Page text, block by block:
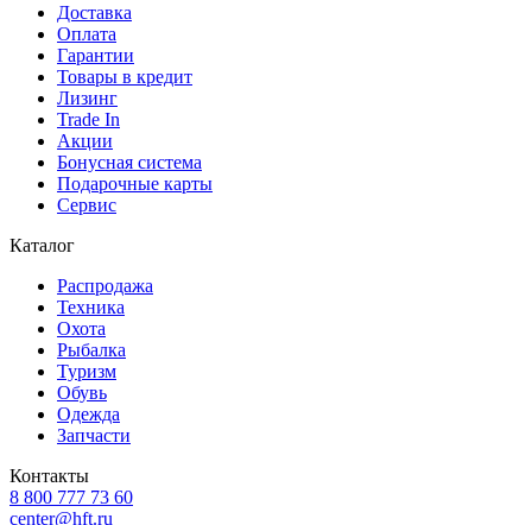
Доставка
Оплата
Гарантии
Товары в кредит
Лизинг
Trade In
Акции
Бонусная система
Подарочные карты
Сервис
Каталог
Распродажа
Техника
Охота
Рыбалка
Туризм
Обувь
Одежда
Запчасти
Контакты
8 800 777 73 60
center@hft.ru